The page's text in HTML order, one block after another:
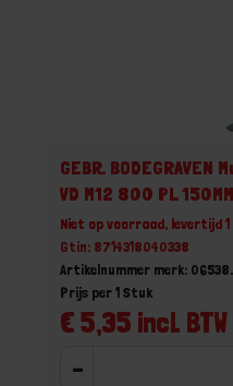
GEBR.
VD M12 800 PL
Niet op voorraad, levertijd
Gtin: 8714318040338
Artikelnummer merk:
€ 5,35 incl. BTW
Prijs per 1 Stuk
-